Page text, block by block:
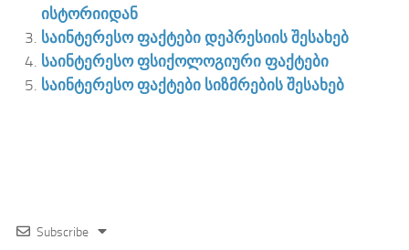
ისტორიიდან
საინტერესო ფაქტები დეპრესიის შესახებ
საინტერესო ფსიქოლოგიური ფაქტები
საინტერესო ფაქტები სიზმრების შესახებ
Subscribe